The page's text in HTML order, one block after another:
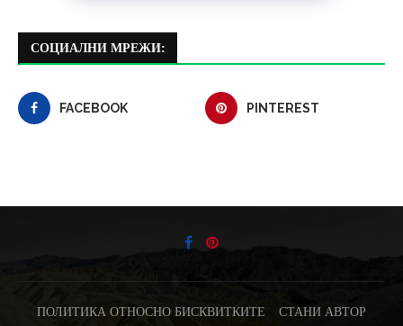
СОЦИАЛНИ МРЕЖИ:
FACEBOOK PINTEREST
ПОЛИТИКА ОТНОСНО БИСКВИТКИТЕ СТАНИ АВТОР